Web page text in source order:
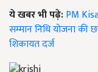
ये खबर भी पढ़े:PM
सम्मान निधि योजना की
शिकायत दर्ज